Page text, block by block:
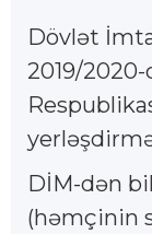
Dövlət
2019/
DİM-dən
(həmçinin